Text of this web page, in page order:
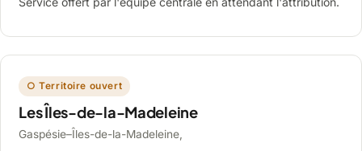
○ Territoire ouvert
Les Îles-de-la-Madeleine
Gaspésie–Îles-de-la-Madeleine,